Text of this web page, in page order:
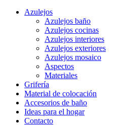
Azulejos
Azulejos baño
Azulejos cocinas
Azulejos interiores
Azulejos exteriores
Azulejos mosaico
Aspectos
Materiales
Grifería
Material de colocación
Accesorios de baño
Ideas para el hogar
Contacto